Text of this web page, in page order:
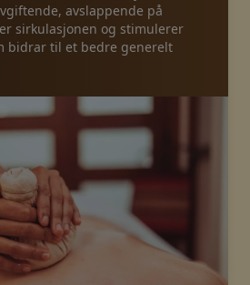
avslappende på
sirkulasjonen og stimulerer
bidrar til et bedre generelt